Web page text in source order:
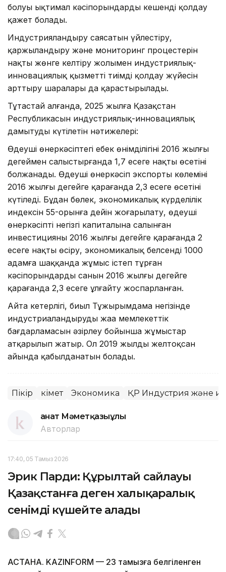
болуы ықтимал кәсіпорындарды кешенді қолдау
қажет болады.
Индустрияландыру саясатын үйлестіру,
қаржыландыру және мониторинг процестерін
нақты жөнге келтіру жолымен индустриялық-
инновациялық қызметтің тиімді қолдау жүйесін
арттыру шаралары да қарастырылады.
Тұтастай алғанда, 2025 жылға Қазақстан
Республикасын индустриялық-инновациялық
дамытудың күтілетін нәтижелері:
Өңдеуші өнеркәсіптегі еңбек өнімділігінің 2016 жылғы
деңгеймен салыстырғанда 1,7 есеге нақты өсетіні
болжанады. Өңдеуші өнеркәсіп экспорты көлемінің
2016 жылғы деңгейге қарағанда 2,3 есеге өсетіні
күтіледі. Бұдан бөлек, экономикалық күрделілік
индексін 55-орынға дейін жоғарылату, өңдеуші
өнеркәсіптің негізгі капиталына салынған
инвестицияның 2016 жылғы деңгейге қарағанда 2
есеге нақты өсіру, экономикалық белсенді 1000
адамға шаққанда жұмыс істеп тұрған
кәсіпорындардың санын 2016 жылғы деңгейге
қарағанда 2,3 есеге ұлғайту жоспарланған.
Айта кетерлігі, биыл Тұжырымдама негізінде
индустриаландырудың жаңа мемлекеттік
бағдарламасын әзірлеу бойынша жұмыстар
атқарылып жатыр. Ол 2019 жылдың желтоқсан
айында қабылданатын болады.
Пікір Үкімет Экономика ҚР Индустрия және
Қанат Мәметқазыұлы
Авторлар
17:40, 05 Тамыз 2026
Эрик Парди: Құрылтай сайлауы
Қазақстанға деген халықаралық
сенімді күшейте алады
АСТАНА. KAZINFORM — 23 тамызға белгіленген